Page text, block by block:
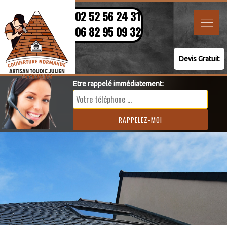
02 52 56 24 31
06 82 95 09 32
Devis Gratuit
Etre rappelé immédiatement: